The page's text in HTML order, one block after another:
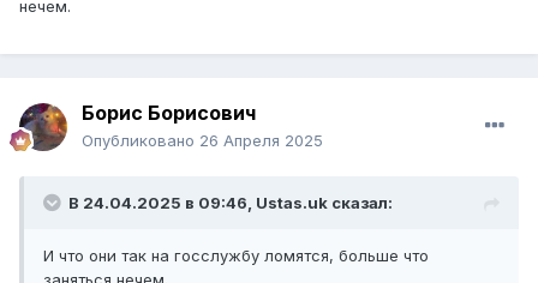
нечем.
Борис Борисович
Опубликовано 26 Апреля 2025
В 24.04.2025 в 09:46, Ustas.uk сказал:
И что они так на госслужбу ломятся, больше что